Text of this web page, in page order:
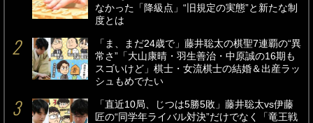
なかった「降級点」“旧規定の実態”と新たな制
度とは
「ま、まだ24歳で」藤井聡太の棋聖7連覇の“異
常さ”「大山康晴・羽生善治・中原誠の16期も
スゴいけど」棋士・女流棋士の結婚＆出産ラッ
シュもめでたい
「直近10局、じつは5勝5敗」藤井聡太vs伊藤
匠の“同学年ライバル対決”だけでなく「竜王戦